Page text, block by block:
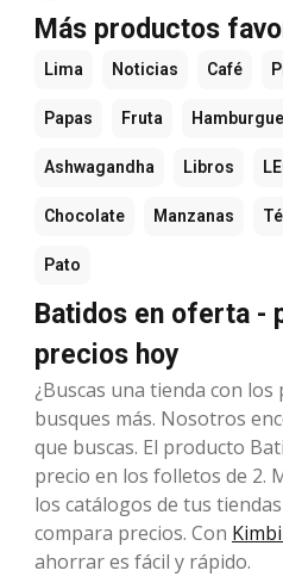
Más productos
Lima Noticias Café
Papas Fruta
Ashwagandha Libros
Chocolate Manzanas Té
Pato
Batidos en oferta -
precios hoy
¿Buscas una tienda con
busques más. Nosotros
que buscas. El producto
precio en los folletos de 2.
los catálogos de tus
compara precios. Con
ahorrar es fácil y rápido.